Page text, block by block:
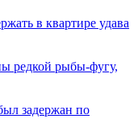
в квартире удава
редкой рыбы-фугу,
задержан по